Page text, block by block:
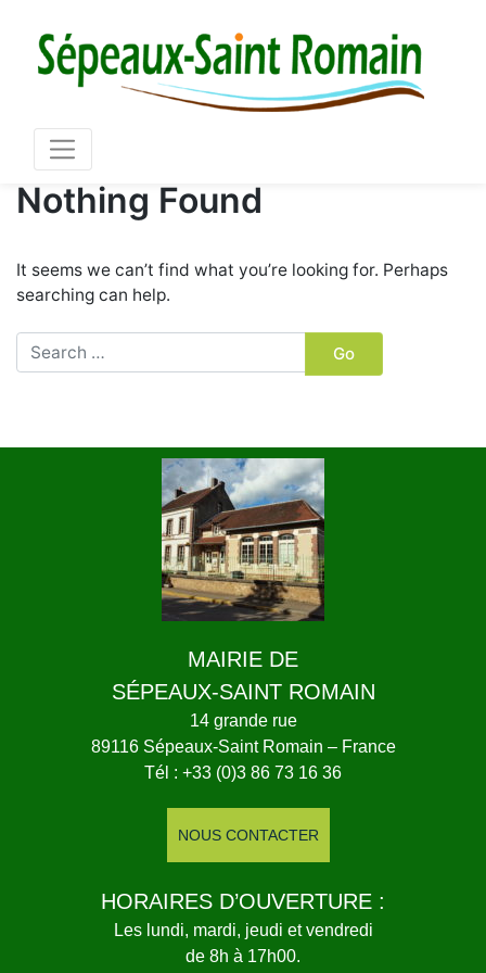
content
03 86 73 16 36
Nothing Found
It seems we can’t find what you’re looking for. Perhaps
searching can help.
MAIRIE DE
SÉPEAUX-SAINT ROMAIN
14 grande rue
89116 Sépeaux-Saint Romain – France
Tél : +33 (0)3 86 73 16 36
NOUS CONTACTER
HORAIRES D’OUVERTURE :
Les lundi, mardi, jeudi et vendredi
de 8h à 17h00.